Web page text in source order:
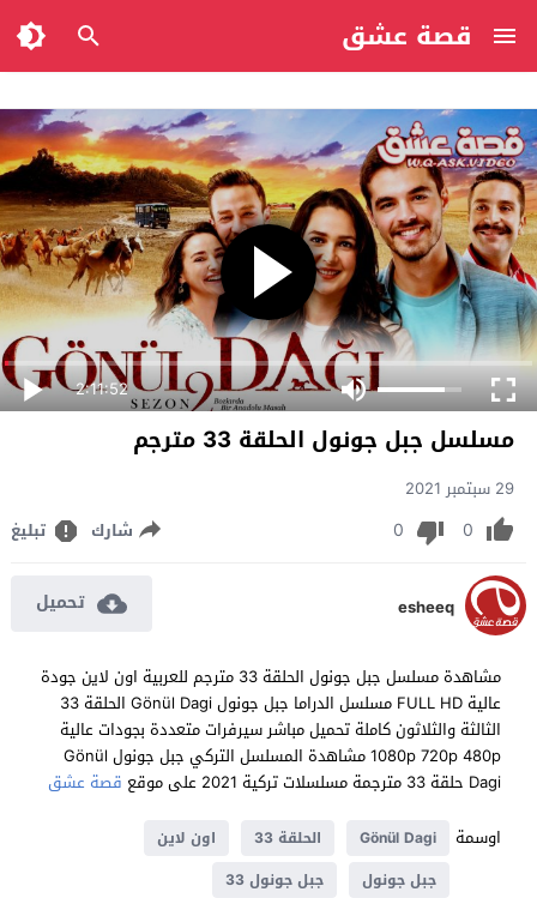
قصة عشق
2:11:52
مسلسل جبل جونول الحلقة 33 مترجم
29 سبتمبر 2021
0
0 شارك تبليغ
esheeq تحميل
مشاهدة مسلسل جبل جونول الحلقة 33 مترجم للعربية اون لاين جودة
عالية FULL HD مسلسل الدراما جبل جونول Gönül Dagi الحلقة 33
الثالثة والثلاثون كاملة تحميل مباشر سيرفرات متعددة بجودات عالية
1080p 720p 480p مشاهدة المسلسل التركي جبل جونول Gönül
Dagi حلقة 33 مترجمة مسلسلات تركية 2021 على موقع
قصة عشق
اوسمة
Gönül Dagi الحلقة 33
اون لاين
جبل جونول
جبل جونول 33